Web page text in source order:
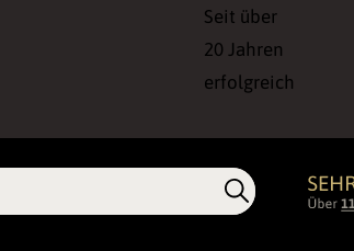
Seit über
20 Jahren
erfolgreich